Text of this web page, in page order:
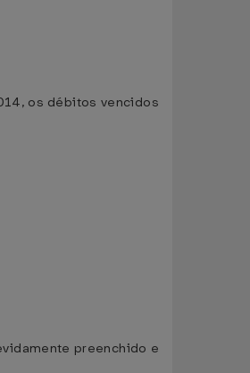
os débitos vencidos
preenchido e